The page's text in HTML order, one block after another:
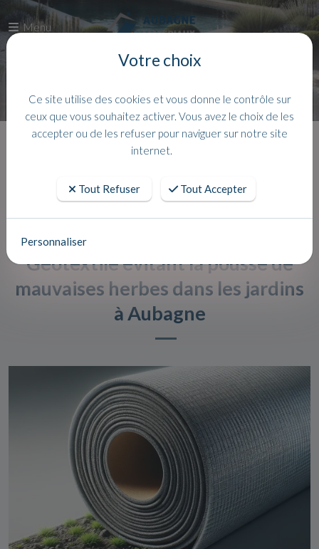
Menu
Accueil Actualites
Géotextile évitant la pousse de
mauvaises herbes dans les jardins
à Aubagne
Votre choix
Ce site utilise des cookies et vous donne le contrôle sur
ceux que vous souhaitez activer. Vous avez le choix de les
accepter ou de les refuser pour naviguer sur notre site
internet.
Tout Refuser Tout Accepter
Personnaliser